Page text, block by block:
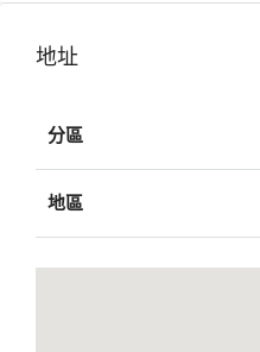
地址
分區
地區